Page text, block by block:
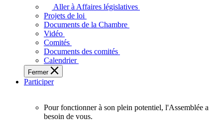
adopte
touchent
des
Ontariennes
et
Aller à Affaires législatives
Projets de loi
Documents de la Chambre
Vidéo
Comités
Documents des comités
Calendrier
Fermer
Participer
Pour fonctionner à son plein potentiel, l'Assemblée a
besoin de vous.